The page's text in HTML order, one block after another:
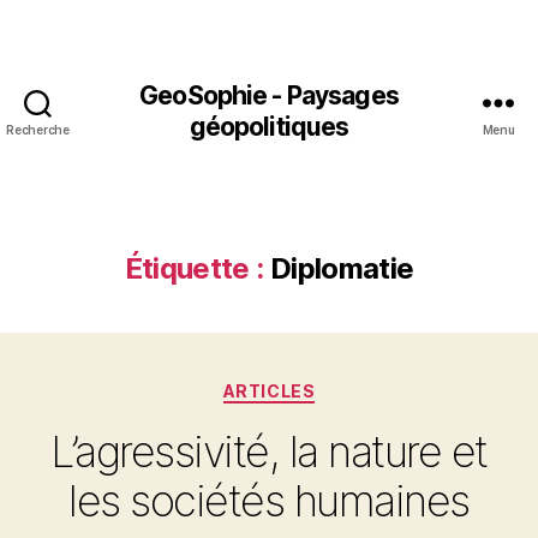
Recherche
GeoSophie - Paysages
géopolitiques
Menu
Étiquette : Diplomatie
Catégories
ARTICLES
L’agressivité, la nature et
les sociétés humaines